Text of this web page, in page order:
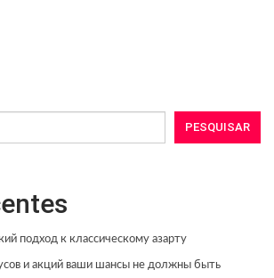
PESQUISAR
подход к классическому азарту
и акций ваши шансы не должны быть